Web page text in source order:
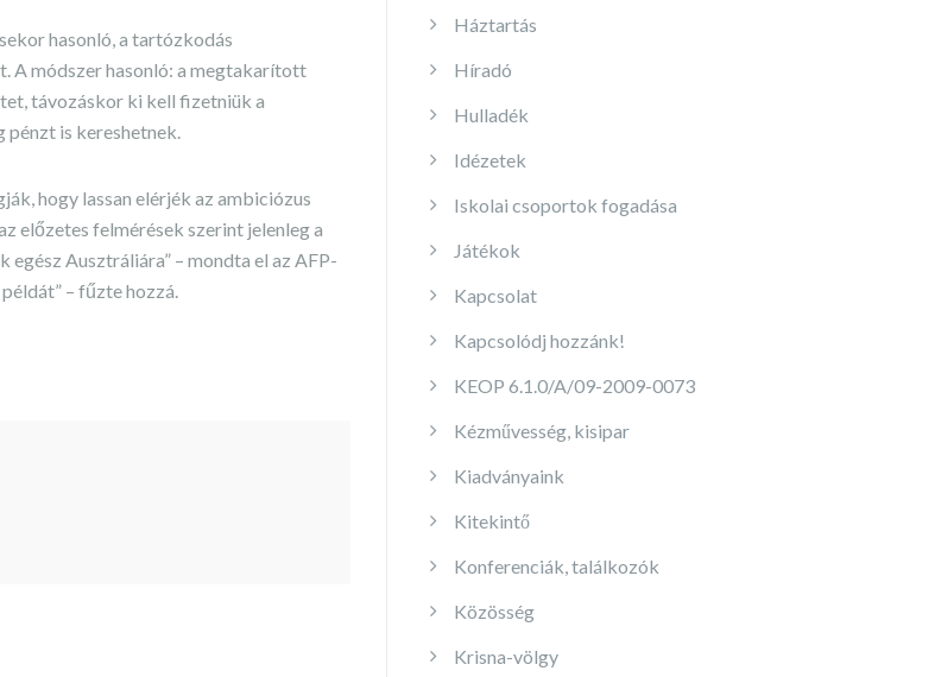
hasonló, a tartózkodás
A módszer hasonló: a megtakarított
távozáskor ki kell fizetniük a
pénzt is kereshetnek.
hogy lassan elérjék az ambiciózus
előzetes felmérések szerint jelenleg a
Ausztráliára” – mondta el az AFP-
– fűzte hozzá.
Háztartás
Híradó
Hulladék
Idézetek
Iskolai csoportok fogadása
Játékok
Kapcsolat
Kapcsolódj hozzánk!
KEOP 6.1.0/A/09-2009-0073
Kézművesség, kisipar
Kiadványaink
Kitekintő
Konferenciák, találkozók
Közösség
Krisna-völgy